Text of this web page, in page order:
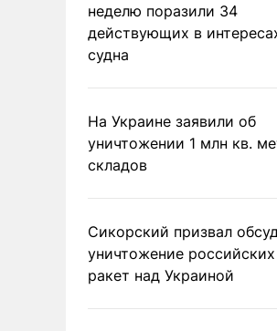
неделю поразили 34
действующих в
судна
На Украине заявили об
уничтожении 1 млн кв.
складов
Сикорский призвал
уничтожение российских
ракет над Украиной